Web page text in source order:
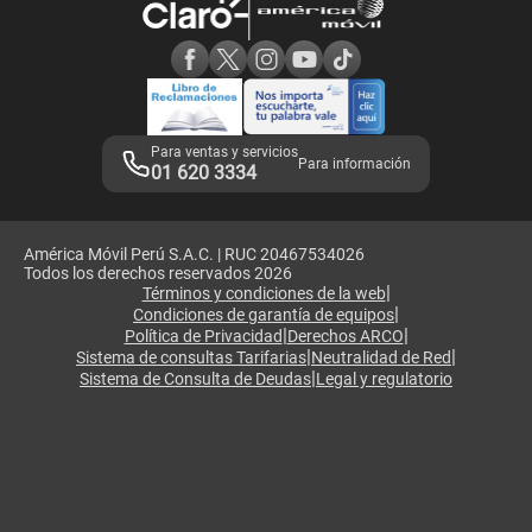
Adquirientes iPhone 6, 6S y SE
Mensaje de Seguridad
Términos y Condiciones de Tienda Claro
Libro de Reclamaciones
Legales de marketplace
Para ventas y servicios
01 620 3334 Para información
América Móvil Perú S.A.C. | RUC 20467534026
Todos los derechos reservados 2026
Términos y condiciones de la web|
Condiciones de garantía de equipos|
Política de Privacidad|Derechos ARCO|
Sistema de consultas Tarifarias|Neutralidad de Red|
Sistema de Consulta de Deudas|Legal y regulatorio